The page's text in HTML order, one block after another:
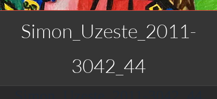
Simon_Uzeste_2011-
3042_44